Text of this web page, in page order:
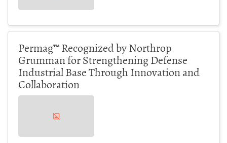
Permag™ Recognized by Northrop
Grumman for Strengthening Defense
Industrial Base Through Innovation and
Collaboration